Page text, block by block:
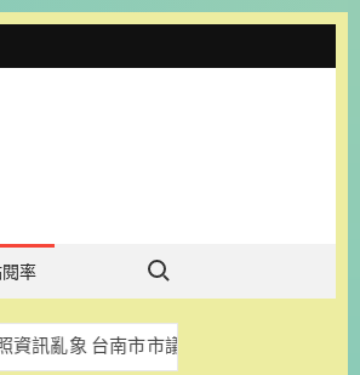
率
Search for:
市市議員陳怡珍促每區每月至少辦一場